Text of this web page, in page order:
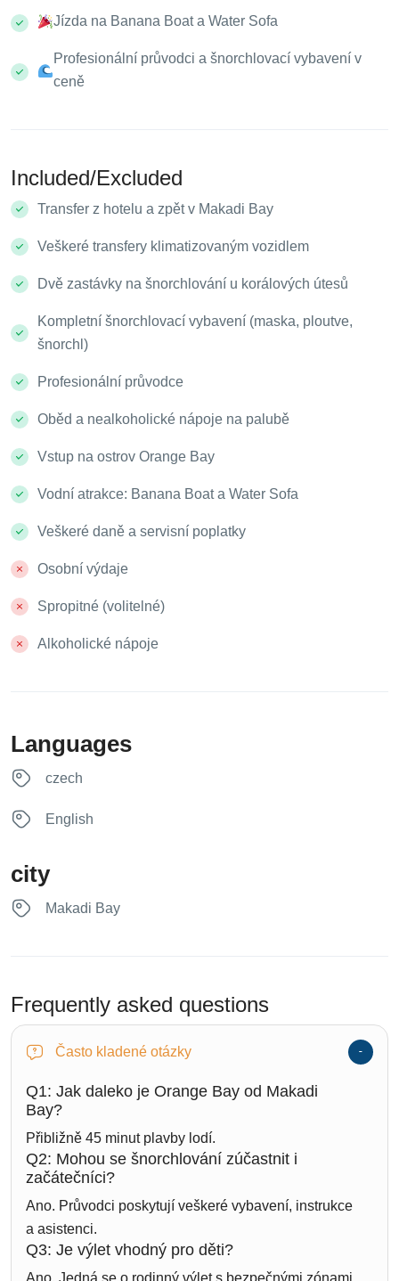
Jízda na Banana Boat a Water Sofa
Profesionální průvodci a šnorchlovací vybavení v
ceně
Included/Excluded
Transfer z hotelu a zpět v Makadi Bay
Veškeré transfery klimatizovaným vozidlem
Dvě zastávky na šnorchlování u korálových útesů
Kompletní šnorchlovací vybavení (maska, ploutve,
šnorchl)
Profesionální průvodce
Oběd a nealkoholické nápoje na palubě
Vstup na ostrov Orange Bay
Vodní atrakce: Banana Boat a Water Sofa
Veškeré daně a servisní poplatky
Osobní výdaje
Spropitné (volitelné)
Alkoholické nápoje
Languages
czech
English
city
Makadi Bay
Frequently asked questions
Často kladené otázky
Q1: Jak daleko je Orange Bay od Makadi
Bay?
Přibližně 45 minut plavby lodí.
Q2: Mohou se šnorchlování zúčastnit i
začátečníci?
Ano. Průvodci poskytují veškeré vybavení, instrukce
a asistenci.
Q3: Je výlet vhodný pro děti?
Ano. Jedná se o rodinný výlet s bezpečnými zónami